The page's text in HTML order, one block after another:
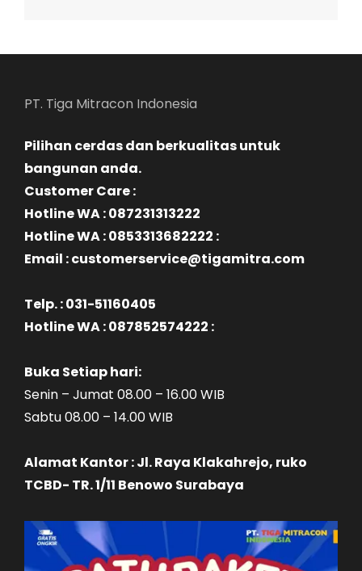
PT. Tiga Mitracon Indonesia
Pilihan cerdas dan berkualitas untuk
bangunan anda.
Customer Care :
Hotline WA : 087231313222
Hotline WA : 0853313682222 :
Email : customerservice@tigamitra.com
Telp. : 031-51160405
Hotline WA : 087852574222 :
Buka Setiap hari:
Senin – Jumat 08.00 – 16.00 WIB
Sabtu 08.00 – 14.00 WIB
Alamat Kantor : Jl. Raya Klakahrejo, ruko
TCBD- TR. 1/11 Benowo Surabaya